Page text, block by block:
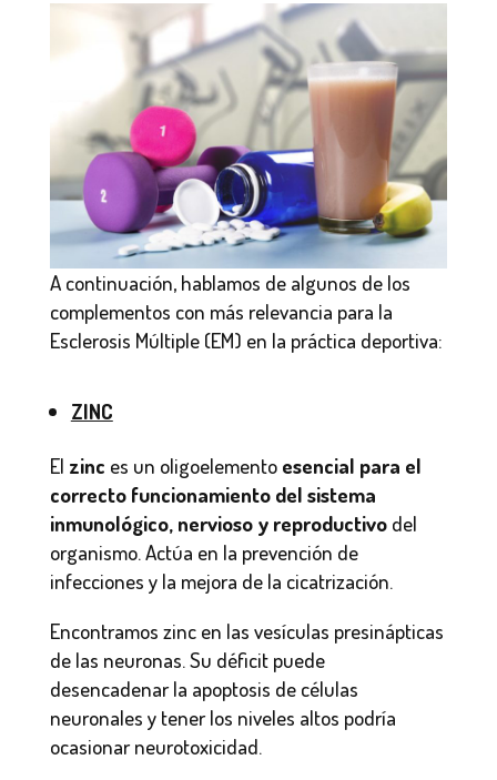
A continuación, hablamos de algunos de los
complementos con más relevancia para la
Esclerosis Múltiple (EM) en la práctica deportiva:
ZINC
El zinc es un oligoelemento esencial para el
correcto funcionamiento del sistema
inmunológico, nervioso y reproductivodel
organismo. Actúa en la prevención de
infecciones y la mejora de la cicatrización.
Encontramos zinc en las vesículas presinápticas
de las neuronas. Su déficit puede
desencadenar la apoptosis de células
neuronales y tener los niveles altos podría
ocasionar neurotoxicidad.